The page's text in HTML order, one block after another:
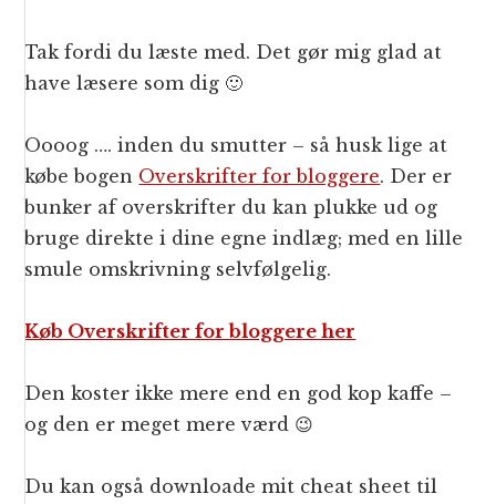
Tak fordi du læste med. Det gør mig glad at
have læsere som dig 🙂
Oooog …. inden du smutter – så husk lige at
købe bogen Overskrifter for bloggere. Der er
bunker af overskrifter du kan plukke ud og
bruge direkte i dine egne indlæg; med en lille
smule omskrivning selvfølgelig.
Køb Overskrifter for bloggere her
Den koster ikke mere end en god kop kaffe –
og den er meget mere værd 😉
Du kan også downloade mit cheat sheet til